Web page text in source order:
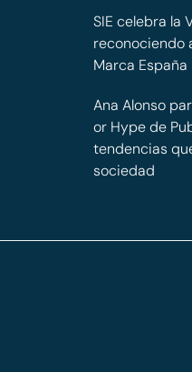
SIE celebra la
reconociendo
Marca España
Ana Alonso
or Hype de
tendencias
sociedad